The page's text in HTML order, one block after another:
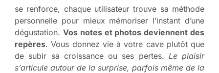
se renforce, chaque utilisateur trouve sa méthode
personnelle pour mieux mémoriser l’instant d’une
dégustation. Vos notes et photos deviennent des
repères. Vous donnez vie à votre cave plutôt que
de subir sa croissance ou ses pertes. Le plaisir
s’articule autour de la surprise, parfois même de la